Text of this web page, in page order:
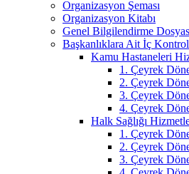
Organizasyon Şeması
Organizasyon Kitabı
Genel Bilgilendirme
Başkanlıklara Ait İç Kontrol
Kamu Hastaneleri
1. Çeyrek
2. Çeyrek
3. Çeyrek
4. Çeyrek
Halk Sağlığı
1. Çeyrek
2. Çeyrek
3. Çeyrek